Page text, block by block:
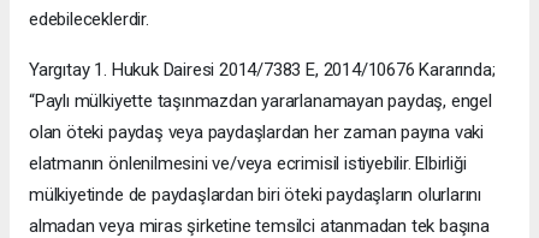
edebileceklerdir.
Yargıtay 1. Hukuk Dairesi 2014/7383 E, 2014/10676 Kararında;
“Paylı mülkiyette taşınmazdan yararlanamayan paydaş, engel
olan öteki paydaş veya paydaşlardan her zaman payına vaki
elatmanın önlenilmesini ve/veya ecrimisil istiyebilir. Elbirliği
mülkiyetinde de paydaşlardan biri öteki paydaşların olurlarını
almadan veya miras şirketine temsilci atanmadan tek başına